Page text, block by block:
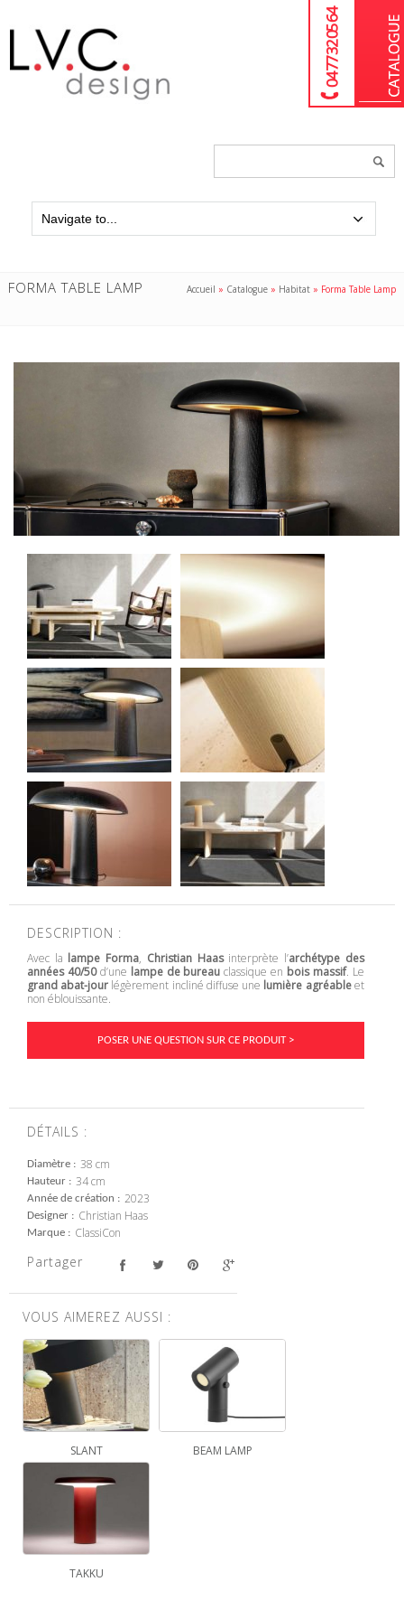
04 77 32 05 64
FORMA TABLE LAMP Accueil » Catalogue » Habitat » Forma Table Lamp
DESCRIPTION :
Avec la lampe Forma, Christian Haasinterprète l’archétype des
années 40/50d’une lampe de bureau classique en bois massif. Le
grand abat-jour légèrement incliné diffuse une lumière agréableet
non éblouissante.
POSER UNE QUESTION SUR CE PRODUIT >
DÉTAILS :
Diamètre 38 cm
Hauteur 34 cm
Année de création 2023
Designer Christian Haas
Marque ClassiCon
Partager
VOUS AIMEREZ AUSSI :
SLANT BEAM LAMP
TAKKU